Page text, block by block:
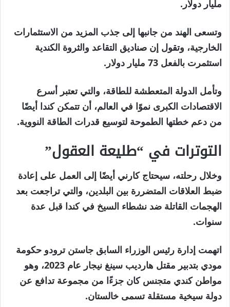
مليار دولار.
وتسعى الهند من جانبها إلى جذب المزيد من الاستثمارات
الخارجية، وتقول إن صناديق التقاعد والثروة الكندية
استثمرت بالفعل 73 مليار دولار.
وتأمل الدولة المتعطشة للطاقة، والتي تعتبر أسرع
الاقتصادات الكبرى نموًا في العالم، أن تتمكن كندا أيضًا
من دعم خطتها الطموحة لتوسيع قدرات الطاقة النووية.
التوترات في “طليعة العقول”
وخلال رحلته، سيحتاج كارني أيضًا إلى العمل على إعادة
ضبط العلاقات المتضررة بين البلدين، والتي تراجعت بعد
الهجمات القاتلة ضد نشطاء السيخ في كندا قبل عدة
سنوات.
اتهمت إدارة رئيس الوزراء السابق جاستن ترودو حكومة
مودي بتدبير مقتل هارديب سينغ نيجار عام 2023، وهو
مواطن كندي متجنس كان جزءًا من مجموعة تدافع عن
دولة سيخية مستقلة تسمى خالستان.